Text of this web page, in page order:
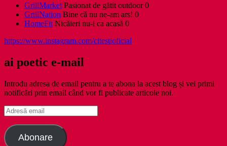
GrillMarket Pasionat de gătit outdoor 0
GrillNation Bine că nu ne-am ars! 0
HomeFit Nicăieri nu-i ca acasă 0
https://www.instagram.com/citestioficial
ai poetic e-mail
Introdu adresa de email pentru a te abona la acest blog și vei primi
notificări prin email când vor fi publicate articole noi.
Adresă
email
Abonare